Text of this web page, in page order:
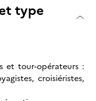
type
et tour-opérateurs :
croisiéristes,